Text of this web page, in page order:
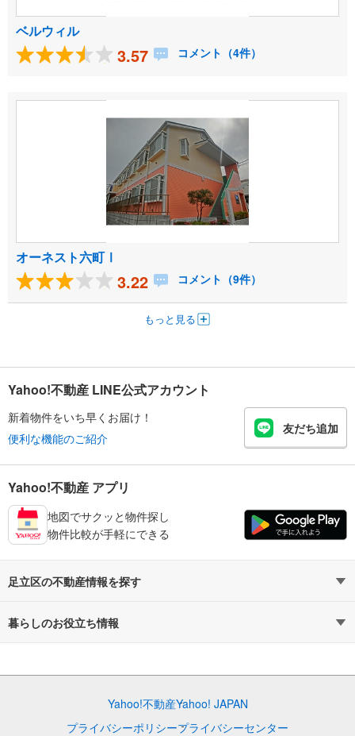
ベルウィル
3.57 コメント（4件）
オーネスト六町Ⅰ
3.22 コメント（9件）
もっと見る
Yahoo!不動産 LINE公式アカウント
新着物件をいち早くお届け！
便利な機能のご紹介
友だち追加
Yahoo!不動産 アプリ
地図でサクッと物件探し
物件比較が手軽にできる
足立区の不動産情報を探す
不動産・住宅
中古一戸建て
暮らしのお役立ち情報
Yahoo!不動産Yahoo! JAPAN
プライバシーポリシープライバシーセンター